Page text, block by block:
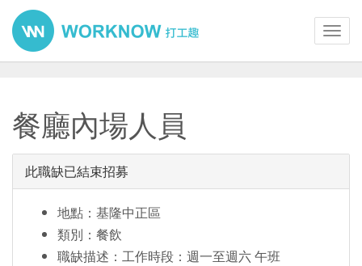
餐廳內場人員
此職缺已結束招募
地點：基隆中正區
類別：餐飲
職缺描述：工作時段：週一至週六 午班